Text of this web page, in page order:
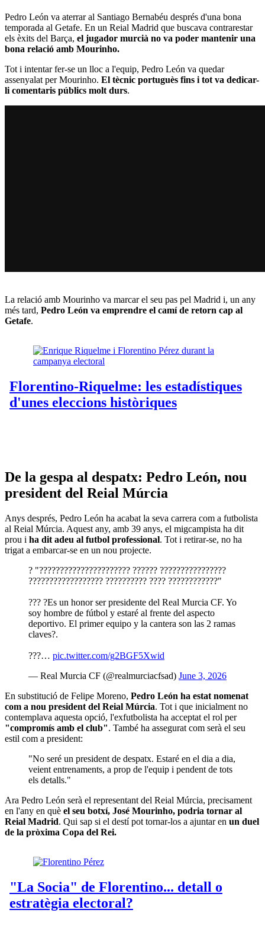
Pedro León va aterrar al Santiago Bernabéu després d'una bona
temporada al Getafe. En un Reial Madrid que buscava contrarestar
els èxits del Barça, el jugador murcià no va poder mantenir una
bona relació amb Mourinho.
Tot i intentar fer-se un lloc a l'equip, Pedro León va quedar
assenyalat per Mourinho. El tècnic portuguès fins i tot va dedicar-
li comentaris públics molt durs.
La relació amb Mourinho va marcar el seu pas pel Madrid i, un any
més tard, Pedro León va emprendre el camí de retorn cap al
Getafe.
De la gespa al despatx: Pedro León, nou
president del Reial Múrcia
Anys després, Pedro León ha acabat la seva carrera com a futbolista
al Reial Múrcia. Aquest any, amb 39 anys, el migcampista ha dit
prou i ha dit adeu al futbol professional. Tot i retirar-se, no ha
trigat a embarcar-se en un nou projecte.
? "?????????????????????? ?????? ????????????????
?????????????????? ?????????? ???? ????????????"
??? ?Es un honor ser presidente del Real Murcia CF. Yo
soy hombre de fútbol y estaré al frente del aspecto
deportivo. El primer equipo y la cantera son las 2 ramas
claves?.
???… pic.twitter.com/g2BGF5Xwid
— Real Murcia CF (@realmurciacfsad) June 3, 2026
En substitució de Felipe Moreno, Pedro León ha estat nomenat
com a nou president del Reial Múrcia. Tot i que inicialment no
contemplava aquesta opció, l'exfutbolista ha acceptat el rol per
"compromís amb el club". També ha assegurat com serà el seu
estil com a president:
"No seré un president de despatx. Estaré en el dia a dia,
veient entrenaments, a prop de l'equip i pendent de tots
els detalls."
Ara Pedro León serà el representant del Reial Múrcia, precisament
en l'any en què el seu botxí, José Mourinho, podria tornar al
Reial Madrid. Qui sap si el destí pot tornar-los a ajuntar en un duel
de la pròxima Copa del Rei.